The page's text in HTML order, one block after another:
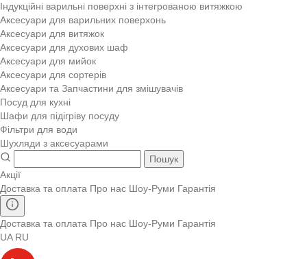
Індукційні варильні поверхні з інтегрованою витяжкою
Аксесуари для варильних поверхонь
Аксесуари для витяжок
Аксесуари для духових шаф
Аксесуари для мийок
Аксесуари для сортерів
Аксесуари та Запчастини для змішувачів
Посуд для кухні
Шафи для підігріву посуду
Фільтри для води
Шухляди з аксесуарами
Пошук
Акції
Доставка та оплата Про нас Шоу-Руми Гарантія
Доставка та оплата Про нас Шоу-Руми Гарантія
UA RU